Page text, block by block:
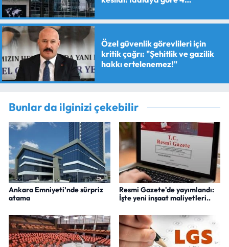
verildi
Özel güvenlik görevlileri için
kritik çağrı: "Şehitlik ve gazilik
hakkı ertelenemez!"
Bunlar da ilginizi çekebilir
Ankara Emniyeti’nde sürpriz
atama
Resmi Gazete'de yayımlandı:
İşte yeni inşaat maliyetleri..